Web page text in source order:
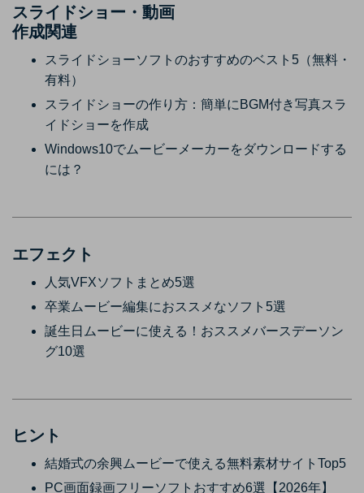
スライドショー・動画
作成関連
スライドショーソフトのおすすめのベスト5（無料・
有料）
スライドショーの作り方：簡単にBGM付き写真スラ
イドショーを作成
Windows10でムービーメーカーをダウンロードする
には？
エフェクト
人気VFXソフトまとめ5選
卒業ムービー編集におススメなソフト5選
誕生日ムービーに使える！おススメバースデーソン
グ10選
ヒント
結婚式の余興ムービーで使える無料素材サイトTop5
PC画面録画フリーソフトおすすめ6選【2026年】